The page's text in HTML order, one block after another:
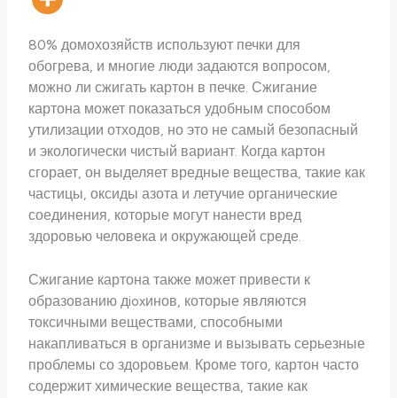
80% домохозяйств используют печки для
обогрева, и многие люди задаются вопросом,
можно ли сжигать картон в печке. Сжигание
картона может показаться удобным способом
утилизации отходов, но это не самый безопасный
и экологически чистый вариант. Когда картон
сгорает, он выделяет вредные вещества, такие как
частицы, оксиды азота и летучие органические
соединения, которые могут нанести вред
здоровью человека и окружающей среде.
Сжигание картона также может привести к
образованию дioxинов, которые являются
токсичными веществами, способными
накапливаться в организме и вызывать серьезные
проблемы со здоровьем. Кроме того, картон часто
содержит химические вещества, такие как